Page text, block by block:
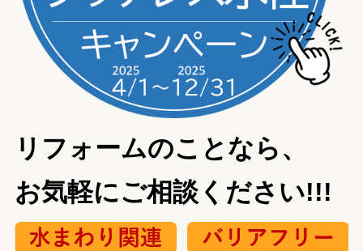
リフォームのことなら、
お気軽にご相談ください!!!